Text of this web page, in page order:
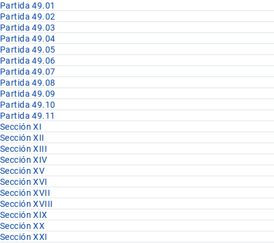
Partida 49.01
Partida 49.02
Partida 49.03
Partida 49.04
Partida 49.05
Partida 49.06
Partida 49.07
Partida 49.08
Partida 49.09
Partida 49.10
Partida 49.11
Sección XI
Sección XII
Sección XIII
Sección XIV
Sección XV
Sección XVI
Sección XVII
Sección XVIII
Sección XIX
Sección XX
Sección XXI